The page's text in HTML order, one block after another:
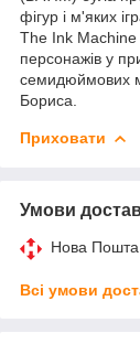
фігур і м'яких
The Ink Machine
персонажів у
семидюймових
Бориса.
Приховати
Умови
Нова Пошта
Всі умови